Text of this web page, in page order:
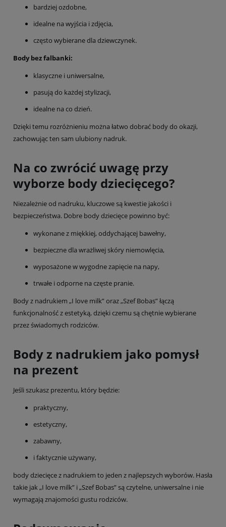
bardziej ozdobne,
idealne na wyjścia i zdjęcia,
często wybierane dla dziewczynek.
Body bez falbanki:
klasyczne i uniwersalne,
pasują do każdej stylizacji,
idealne na co dzień.
Dzięki temu rozróżnieniu można łatwo dobrać body do okazji,
zachowując ten sam ulubiony nadruk.
Na co zwrócić uwagę przy
wyborze body dziecięcego?
Niezależnie od nadruku, kluczowe są kwestie jakości i
bezpieczeństwa. Dobre body dziecięce powinno być:
wykonane z miękkiej, oddychającej bawełny,
bezpieczne dla wrażliwej skóry niemowlęcia,
wyposażone w wygodne zapięcie na napy,
trwałe i odporne na częste pranie.
Body z nadrukiem „I love milk” oraz „Szef Bobas” łączą
funkcjonalność z estetyką, dzięki czemu są chętnie wybierane
przez świadomych rodziców.
Body z nadrukiem jako pomysł
na prezent
Jeśli szukasz prezentu, który będzie:
praktyczny,
estetyczny,
zabawny,
i faktycznie używany,
body dziecięce z nadrukiem to jeden z najlepszych wyborów. Hasła
takie jak „I love milk” i „Szef Bobas” są czytelne, uniwersalne i nie
wymagają znajomości gustu rodziców.